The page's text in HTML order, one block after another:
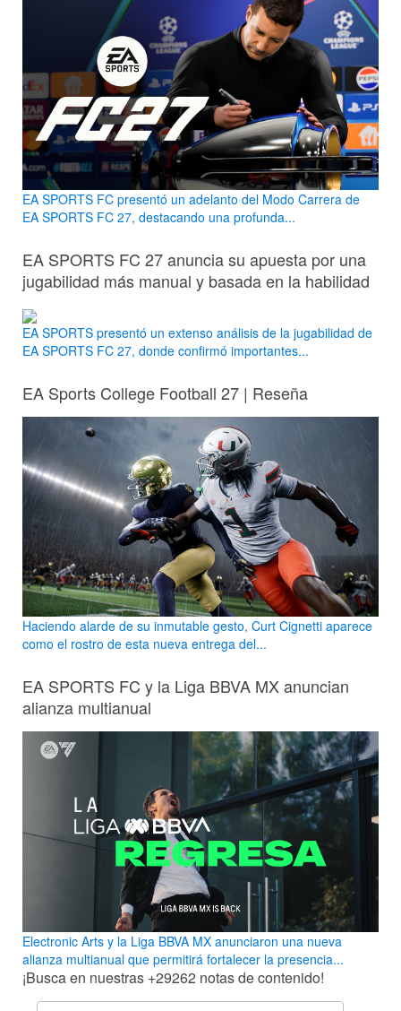
EA SPORTS FC presentó un adelanto del Modo Carrera de
EA SPORTS FC 27, destacando una profunda...
EA SPORTS FC 27 anuncia su apuesta por una
jugabilidad más manual y basada en la habilidad
EA SPORTS presentó un extenso análisis de la jugabilidad de
EA SPORTS FC 27, donde confirmó importantes...
EA Sports College Football 27 | Reseña
Haciendo alarde de su inmutable gesto, Curt Cignetti aparece
como el rostro de esta nueva entrega del...
EA SPORTS FC y la Liga BBVA MX anuncian
alianza multianual
Electronic Arts y la Liga BBVA MX anunciaron una nueva
alianza multianual que permitirá fortalecer la presencia...
¡Busca en nuestras +29262 notas de contenido!